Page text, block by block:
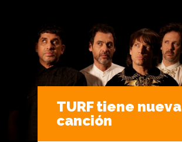
TURF tiene nueva
canción